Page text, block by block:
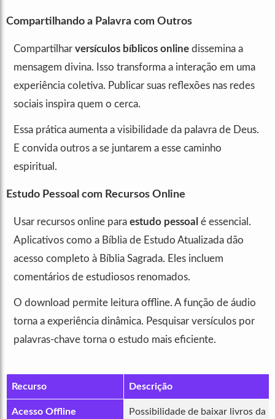
Compartilhando a Palavra com Outros
Compartilhar versículos bíblicos online dissemina a
mensagem divina. Isso transforma a interação em uma
experiência coletiva. Publicar suas reflexões nas redes
sociais inspira quem o cerca.
Essa prática aumenta a visibilidade da palavra de Deus.
E convida outros a se juntarem a esse caminho
espiritual.
Estudo Pessoal com Recursos Online
Usar recursos online para estudo pessoal é essencial.
Aplicativos como a Bíblia de Estudo Atualizada dão
acesso completo à Bíblia Sagrada. Eles incluem
comentários de estudiosos renomados.
O download permite leitura offline. A função de áudio
torna a experiência dinâmica. Pesquisar versículos por
palavras-chave torna o estudo mais eficiente.
Recurso Descrição
Acesso Offline Possibilidade de baixar livros da